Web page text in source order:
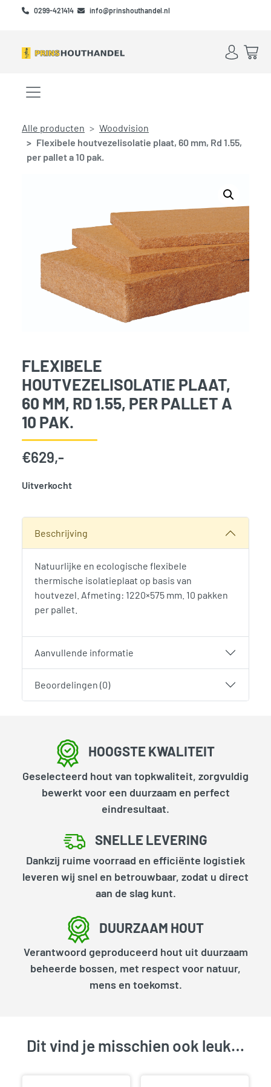
Skip to main content
Skip to footer
0299-421414 info@prinshouthandel.nl
Account
Menu openen/sluiten
Alle producten
Woodvision
Flexibele houtvezelisolatie plaat, 60 mm, Rd 1.55,
per pallet a 10 pak.
FLEXIBELE
HOUTVEZELISOLATIE PLAAT,
60 MM, RD 1.55, PER PALLET A
10 PAK.
€629,-
Uitverkocht
Beschrijving
Natuurlijke en ecologische flexibele
thermische isolatieplaat op basis van
houtvezel. Afmeting: 1220×575 mm. 10 pakken
per pallet.
Aanvullende informatie
Beoordelingen (0)
HOOGSTE KWALITEIT
Geselecteerd hout van topkwaliteit, zorgvuldig
bewerkt voor een duurzaam en perfect
eindresultaat.
SNELLE LEVERING
Dankzij ruime voorraad en efficiënte logistiek
leveren wij snel en betrouwbaar, zodat u direct
aan de slag kunt.
DUURZAAM HOUT
Verantwoord geproduceerd hout uit duurzaam
beheerde bossen, met respect voor natuur,
mens en toekomst.
Dit vind je misschien ook leuk…